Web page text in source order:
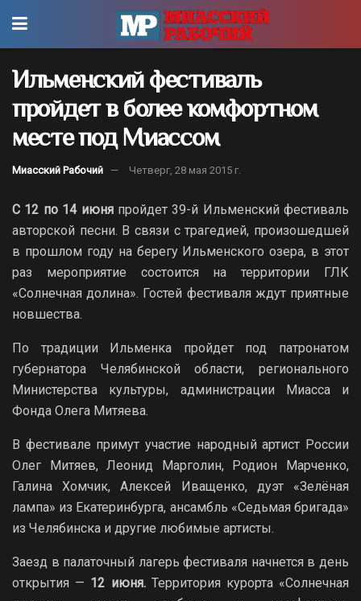
Ильменский фестиваль
пройдет в более комфортном
месте под Миассом
Миасский Рабочий Четверг, 28 мая 2015 г.
С 12 по 14 июняпройдет 39-й Ильменский фестиваль
авторской песни. В связи с трагедией, произошедшей
в прошлом году на берегу Ильменского озера, в этот
раз мероприятие состоится на территории ГЛК
«Солнечная долина». Гостей фестиваля ждут приятные
новшества.
По традиции Ильменка пройдет под патронатом
губернатора Челябинской области, регионального
Министерства культуры, администрации Миасса и
Фонда Олега Митяева.
В фестивале примут участие народный артист России
Олег Митяев, Леонид Марголин, Родион Марченко,
Галина Хомчик, Алексей Иващенко, дуэт «Зелёная
лампа» из Екатеринбурга, ансамбль «Седьмая бригада»
из Челябинска и другие любимые артисты.
Заезд в палаточный лагерь фестиваля начнется в день
открытия — 12 июня.Территория курорта «Солнечная